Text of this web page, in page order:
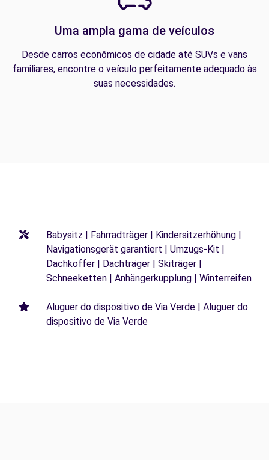
Uma ampla gama de veículos
Desde carros econômicos de cidade até SUVs e vans
familiares, encontre o veículo perfeitamente adequado às
suas necessidades.
Babysitz | Fahrradträger | Kindersitzerhöhung |
Navigationsgerät garantiert | Umzugs-Kit |
Dachkoffer | Dachträger | Skiträger |
Schneeketten | Anhängerkupplung | Winterreifen
Aluguer do dispositivo de Via Verde | Aluguer do
dispositivo de Via Verde